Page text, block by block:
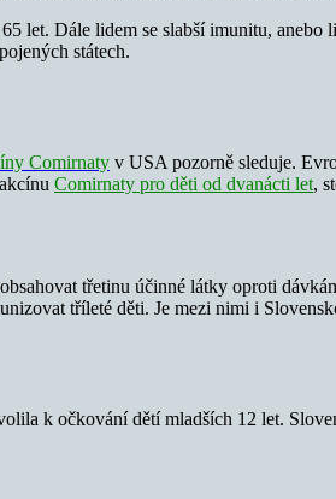
let. Dále lidem se slabší imunitu,
státech.
Comirnaty v USA pozorně sleduje.
Comirnaty pro děti od dvanácti let,
třetinu účinné látky oproti
tříleté děti. Je mezi nimi i
k očkování dětí mladších 12 let.